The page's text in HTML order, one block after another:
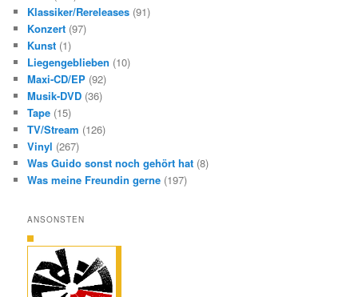
Klassiker/Rereleases (91)
Konzert (97)
Kunst (1)
Liegengeblieben (10)
Maxi-CD/EP (92)
Musik-DVD (36)
Tape (15)
TV/Stream (126)
Vinyl (267)
Was Guido sonst noch gehört hat (8)
Was meine Freundin gerne (197)
ANSONSTEN